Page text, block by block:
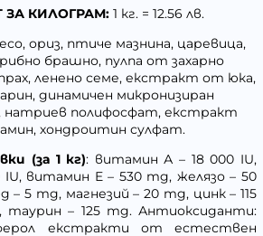
ЗА КИЛОГРАМ: 1 кг. = 12.56 лв.
ориз, птиче мазнина, царевица,
брашно, пулпа от захарно
прах, ленено семе, екстракт от юка,
динамичен микронизиран
натриев полифосфат, екстракт
хондроитин сулфат.
(за 1 кг): витамин А – 18 000 IU,
витамин E – 530 mg, желязо – 50
– 5 mg, магнезий – 20 mg, цинк – 115
таурин – 125 mg. Антиоксиданти:
екстракти от естествен